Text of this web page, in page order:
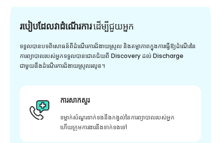
របៀបដែលវាដំណើរការដើម្បី​ជួយ​អ្នក
ទទួលបានបទពិសោធន៍ពីដំណើរការដ៏ងាយស្រួល និងតម្លាភាពក្នុងការធ្វើឱ្យដំណើរនៃ
ការព្យាបាលរបស់អ្នកទទួលបានជោគជ័យពី Discovery ដល់ Discharge
ជាមួយនឹងដំណើរការដ៏ងាយស្រួលរលូន។
ការសាកសួរ
ទម្លាក់សំណួរទាក់ទងនឹងកង្វល់នៃការព្យាបាលរបស់អ្នក
ហើយក្រុមការងារនឹងទាក់ទងទៅ